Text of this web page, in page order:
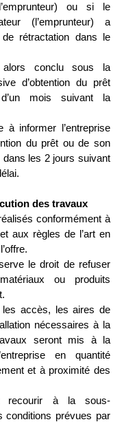
ou si le
(l’emprunteur) a
rétractation dans le
conclu sous la
d’obtention du prêt
mois suivant la
à informer l’entreprise
du prêt ou de son
les 2 jours suivant
des travaux
conformément à
aux règles de l’art en
le droit de refuser
ou produits
les accès, les aires de
nécessaires à la
seront mis à la
en quantité
et à proximité des
recourir à la sous-
conditions prévues par